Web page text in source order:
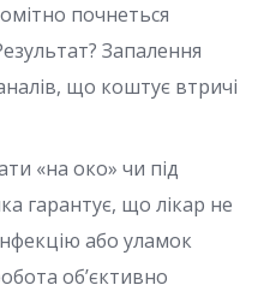
почнеться
Запалення
що коштує втричі
«на око» чи під
гарантує, що лікар не
або уламок
об’єктивно